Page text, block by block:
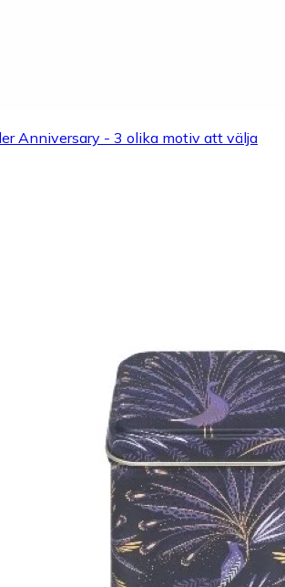
Anniversary - 3 olika motiv att välja